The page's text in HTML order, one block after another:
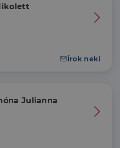
Írok neki
Julianna